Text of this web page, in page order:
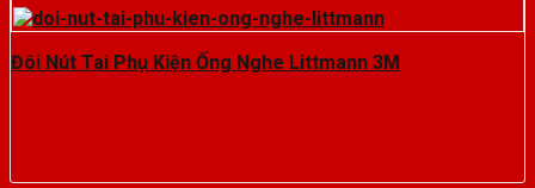
Đôi Nút Tai Phụ Kiện Ống Nghe Littmann 3M